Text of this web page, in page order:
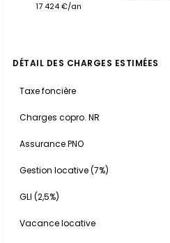
17 424 €/an
DÉTAIL DES CHARGES ESTIMÉES
Taxe foncière
Charges copro. NR
Assurance PNO
Gestion locative (7%)
GLI (2,5%)
Vacance locative